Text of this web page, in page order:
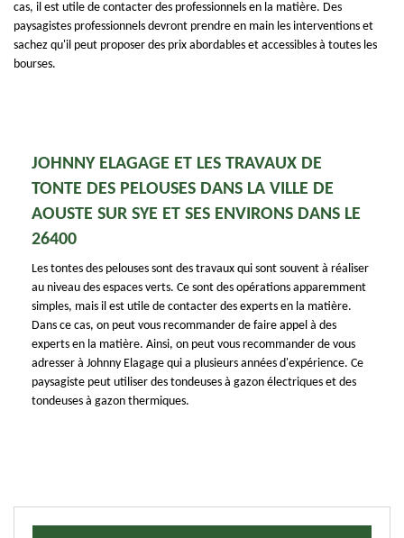
cas, il est utile de contacter des professionnels en la matière. Des
paysagistes professionnels devront prendre en main les interventions et
sachez qu'il peut proposer des prix abordables et accessibles à toutes les
bourses.
JOHNNY ELAGAGE ET LES TRAVAUX DE
TONTE DES PELOUSES DANS LA VILLE DE
AOUSTE SUR SYE ET SES ENVIRONS DANS LE
26400
Les tontes des pelouses sont des travaux qui sont souvent à réaliser
au niveau des espaces verts. Ce sont des opérations apparemment
simples, mais il est utile de contacter des experts en la matière.
Dans ce cas, on peut vous recommander de faire appel à des
experts en la matière. Ainsi, on peut vous recommander de vous
adresser à Johnny Elagage qui a plusieurs années d'expérience. Ce
paysagiste peut utiliser des tondeuses à gazon électriques et des
tondeuses à gazon thermiques.